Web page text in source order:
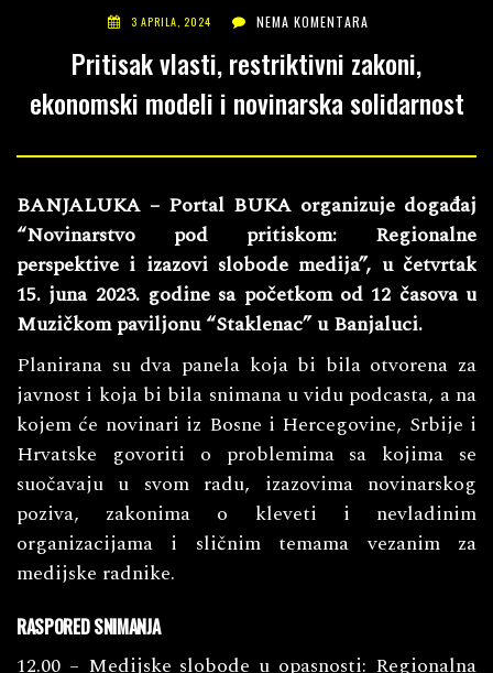
3 APRILA, 2024 NEMA KOMENTARA
Pritisak vlasti, restriktivni zakoni,
ekonomski modeli i novinarska solidarnost
BANJALUKA – Portal BUKA organizuje događaj
“Novinarstvo pod pritiskom: Regionalne
perspektive i izazovi slobode medija”, u četvrtak
15. juna 2023. godine sa početkom od 12 časova u
Muzičkom paviljonu “Staklenac” u Banjaluci.
Planirana su dva panela koja bi bila otvorena za
javnost i koja bi bila snimana u vidu podcasta, a na
kojem će novinari iz Bosne i Hercegovine, Srbije i
Hrvatske govoriti o problemima sa kojima se
suočavaju u svom radu, izazovima novinarskog
poziva, zakonima o kleveti i nevladinim
organizacijama i sličnim temama vezanim za
medijske radnike.
RASPORED SNIMANJA
12.00 – Medijske slobode u opasnosti: Regionalna